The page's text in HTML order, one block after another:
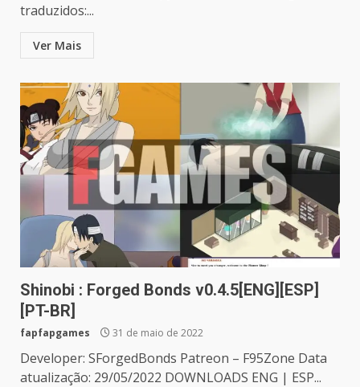
traduzidos:...
Ver Mais
Shinobi : Forged Bonds v0.4.5[ENG][ESP]
[PT-BR]
fapfapgames 31 de maio de 2022
Developer: SForgedBonds Patreon – F95Zone Data
atualização: 29/05/2022 DOWNLOADS ENG | ESP...